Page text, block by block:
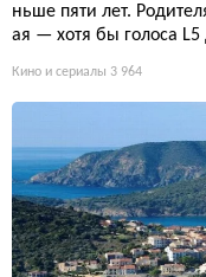
ньше пяти лет.
ая — хотя бы голоса L5
Кино и сериалы 3 964